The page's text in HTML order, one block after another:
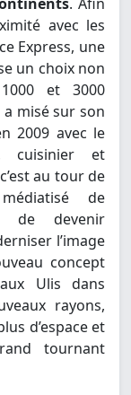
avec les
Express, une
un choix non
et 3000
a misé sur son
2009 avec le
cuisinier et
au tour de
de
de devenir
l’image
concept
Ulis dans
rayons,
d’espace et
tournant